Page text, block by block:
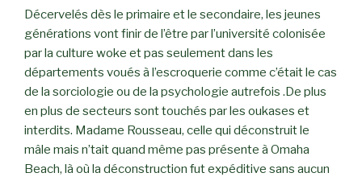
Décervelés dès le primaire et le secondaire, les jeunes
générations vont finir de l’être par l’université colonisée
par la culture woke et pas seulement dans les
départements voués à l’escroquerie comme c’était le cas
de la sorciologie ou de la psychologie autrefois .De plus
en plus de secteurs sont touchés par les oukases et
interdits. Madame Rousseau, celle qui déconstruit le
mâle mais n’tait quand même pas présente à Omaha
Beach, là où la déconstruction fut expéditive sans aucun